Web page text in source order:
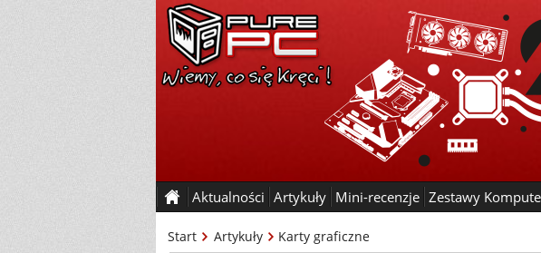
Aktualności Artykuły Mini-recenzje Zestawy
Start Artykuły Karty graficzne